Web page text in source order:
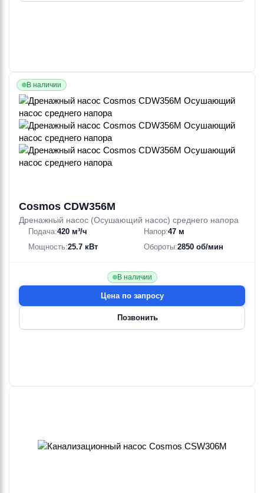
В наличии
Cosmos CDW356M
Дренажный насос (Осушающий насос) среднего напора
Подача:420 м³/ч Напор:47 м
Мощность:25.7 кВт Обороты:2850 об/мин
В наличии
Цена по запросу
Позвонить